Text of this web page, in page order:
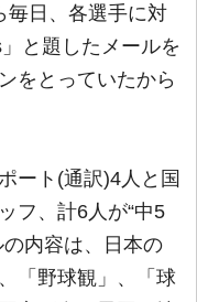
毎日、各選手に対
と題したメールを
をとっていたから
ート(通訳)4人と国
フ、計6人が“中5
内容は、日本の
「野球観」、「球